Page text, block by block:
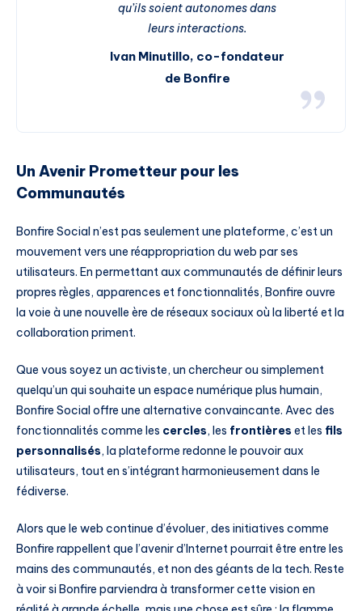
qu’ils soient autonomes dans
leurs interactions.
Ivan Minutillo, co-fondateur
de Bonfire
Un Avenir Prometteur pour les
Communautés
Bonfire Social n’est pas seulement une plateforme, c’est un
mouvement vers une réappropriation du web par ses
utilisateurs. En permettant aux communautés de définir leurs
propres règles, apparences et fonctionnalités, Bonfire ouvre
la voie à une nouvelle ère de réseaux sociaux où la liberté et la
collaboration priment.
Que vous soyez un activiste, un chercheur ou simplement
quelqu’un qui souhaite un espace numérique plus humain,
Bonfire Social offre une alternative convaincante. Avec des
fonctionnalités comme les cercles, les frontières et les fils
personnalisés, la plateforme redonne le pouvoir aux
utilisateurs, tout en s’intégrant harmonieusement dans le
fédiverse.
Alors que le web continue d’évoluer, des initiatives comme
Bonfire rappellent que l’avenir d’Internet pourrait être entre les
mains des communautés, et non des géants de la tech. Reste
à voir si Bonfire parviendra à transformer cette vision en